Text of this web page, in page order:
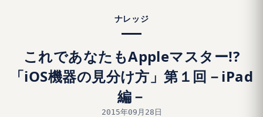
ナレッジ
これであなたもAppleマスター!?
「iOS機器の見分け方」第１回－iPad
編－
2015年09月28日